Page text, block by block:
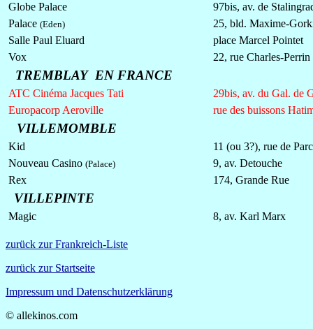
Globe Palace
97bis, av. de
Palace (Eden)
25, bld. Maxime-
Salle Paul Eluard
place Marcel Pointet
Vox
22, rue Charles-Perrin
TREMBLAY EN FRANCE
ATC Cinéma Jacques Tati
29bis, av. du Gal. de
Europacorp Aeroville
rue des buissons
VILLEMOMBLE
Kid
11 (ou 3?), rue de Parc
Nouveau Casino (Palace)
9, av. Detouche
Rex
174, Grande Rue
VILLEPINTE
Magic 8, av. Karl Marx
zurück zur Frankreich-Liste
zurück zur Startseite
Impressum und Datenschutzerklärung
© allekinos.com